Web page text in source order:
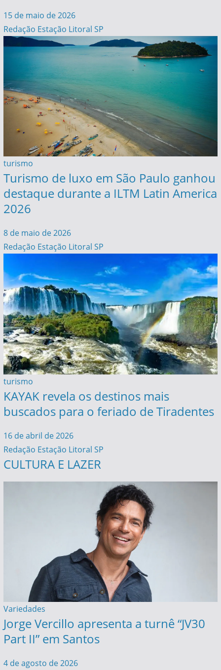
15 de maio de 2026
Redação Estação Litoral SP
turismo
Turismo de luxo em São Paulo ganhou
destaque durante a ILTM Latin America
2026
8 de maio de 2026
Redação Estação Litoral SP
turismo
KAYAK revela os destinos mais
buscados para o feriado de Tiradentes
16 de abril de 2026
Redação Estação Litoral SP
CULTURA E LAZER
Variedades
Jorge Vercillo apresenta a turnê “JV30
Part II” em Santos
4 de agosto de 2026